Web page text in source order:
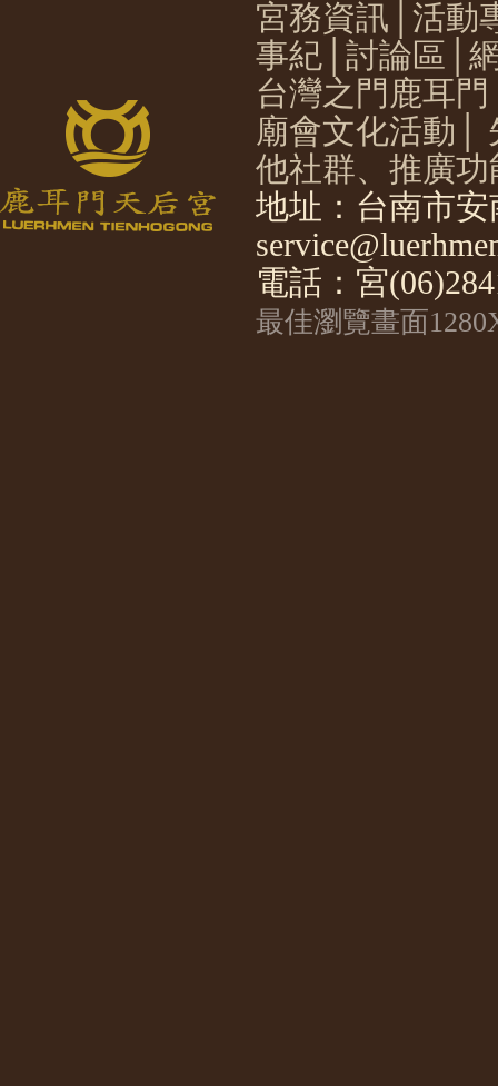
宮務資訊
活動
事紀
討論區
台灣之門鹿耳門
廟會文化活動
他社群、推廣功
地址：台南市
電話：宮
最佳瀏覽畫面